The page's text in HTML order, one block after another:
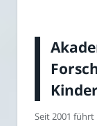
Seit 2001 führt